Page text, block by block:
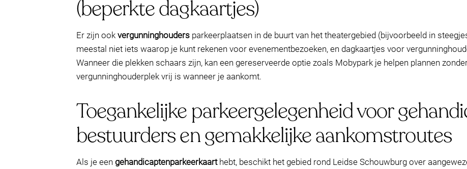
(beperkte dagkaartjes)
Er zijn ook vergunninghouders parkeerplaatsen in de buurt van het theatergebied (bijvoorbeeld in
meestal niet iets waarop je kunt rekenen voor evenementbezoeken, en dagkaartjes voor
Wanneer die plekken schaars zijn, kan een gereserveerde optie zoals Mobypark je helpen plannen
vergunninghouderplek vrij is wanneer je aankomt.
Toegankelijke parkeergelegenheid voor
bestuurders en gemakkelijke aankomstroutes
Als je een gehandicaptenparkeerkaarthebt, beschikt het gebied rond Leidse Schouwburg over